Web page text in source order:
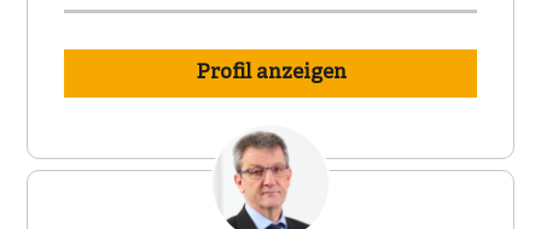
Profil anzeigen